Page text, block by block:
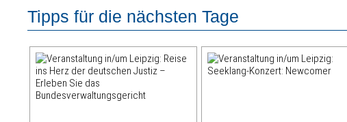
Tipps für die nächsten Tage